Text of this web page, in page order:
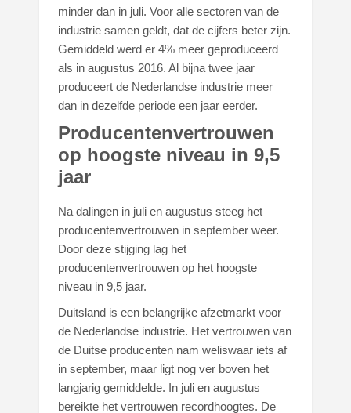
minder dan in juli. Voor alle sectoren van de
industrie samen geldt, dat de cijfers beter zijn.
Gemiddeld werd er 4% meer geproduceerd
als in augustus 2016. Al bijna twee jaar
produceert de Nederlandse industrie meer
dan in dezelfde periode een jaar eerder.
Producentenvertrouwen
op hoogste niveau in 9,5
jaar
Na dalingen in juli en augustus steeg het
producentenvertrouwen in september weer.
Door deze stijging lag het
producentenvertrouwen op het hoogste
niveau in 9,5 jaar.
Duitsland is een belangrijke afzetmarkt voor
de Nederlandse industrie. Het vertrouwen van
de Duitse producenten nam weliswaar iets af
in september, maar ligt nog ver boven het
langjarig gemiddelde. In juli en augustus
bereikte het vertrouwen recordhoogtes. De